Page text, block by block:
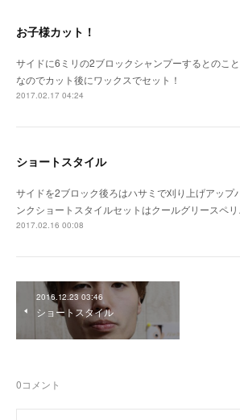
お子様カット！
サイドに6ミリの2ブロックシャンプーするとのこと
なのでカット後にワックスでセット！
2017.02.17 04:24
ショートスタイル
サイドを2ブロック後ろはハサミで刈り上げアップ
ンクショートスタイルセットはクールグリースペ
2017.02.16 00:08
2016.12.23 03:46
ショートスタイル
0コメント